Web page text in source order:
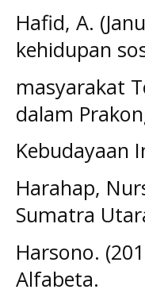
Hafid, A.
kehidupan
masyarakat
dalam
Kebudayaan
Harahap,
Sumatra
Harsono.
Alfabeta.